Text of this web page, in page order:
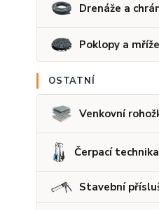
Drenáže a
Poklopy a mříže
OSTATNÍ
Venkovní
Čerpací technika
Stavební